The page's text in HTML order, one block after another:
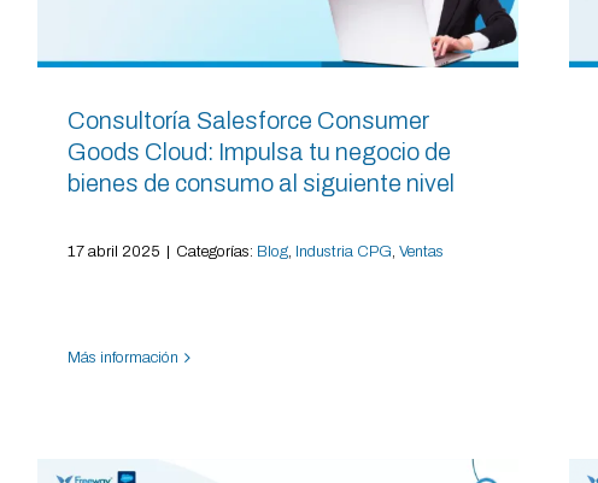
Consultoría Salesforce Consumer
Goods Cloud: Impulsa tu negocio de
bienes de consumo al siguiente nivel
17 abril 2025 | Categorías: Blog Industria CPG Ventas
Más información